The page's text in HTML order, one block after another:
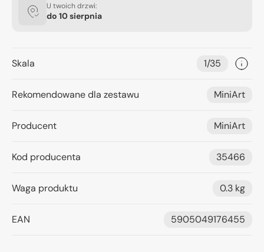
U twoich drzwi:
do 10 sierpnia
Skala 1/35
Rekomendowane dla zestawu MiniArt
Producent MiniArt
Kod producenta 35466
Waga produktu 0.3 kg
EAN 5905049176455